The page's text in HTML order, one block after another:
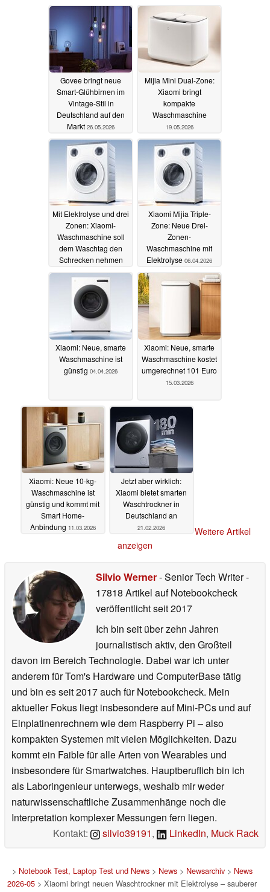
Govee bringt neue
Smart-Glühbirnen im
Vintage-Stil in
Deutschland auf den
Markt 26.05.2026
Mijia Mini Dual-Zone:
Xiaomi bringt
kompakte
Waschmaschine
19.05.2026
Mit Elektrolyse und drei
Zonen: Xiaomi-
Waschmaschine soll
dem Waschtag den
Schrecken nehmen
15.04.2026
Xiaomi Mijia Triple-
Zone: Neue Drei-
Zonen-
Waschmaschine mit
Elektrolyse 06.04.2026
Xiaomi: Neue, smarte
Waschmaschine ist
günstig 04.04.2026
Xiaomi: Neue, smarte
Waschmaschine kostet
umgerechnet 101 Euro
15.03.2026
Xiaomi: Neue 10-kg-
Waschmaschine ist
günstig und kommt mit
Smart Home-
Anbindung 11.03.2026
Jetzt aber wirklich:
Xiaomi bietet smarten
Waschtrockner in
Deutschland an
21.02.2026
Weitere Artikel
anzeigen
Silvio Werner- Senior Tech Writer-
17818 Artikel auf Notebookcheck
veröffentlichtseit 2017
Ich bin seit über zehn Jahren
journalistisch aktiv, den Großteil
davon im Bereich Technologie. Dabei war ich unter
anderem für Tom's Hardware und ComputerBase tätig
und bin es seit 2017 auch für Notebookcheck. Mein
aktueller Fokus liegt insbesondere auf Mini-PCs und auf
Einplatinenrechnern wie dem Raspberry Pi – also
kompakten Systemen mit vielen Möglichkeiten. Dazu
kommt ein Faible für alle Arten von Wearables und
insbesondere für Smartwatches. Hauptberuflich bin ich
als Laboringenieur unterwegs, weshalb mir weder
naturwissenschaftliche Zusammenhänge noch die
Interpretation komplexer Messungen fern liegen.
Kontakt:
silvio39191, LinkedIn, Muck Rack
> Notebook Test, Laptop Test und News> News> Newsarchiv> News
2026-05 > Xiaomi bringt neuen Waschtrockner mit Elektrolyse – sauberer